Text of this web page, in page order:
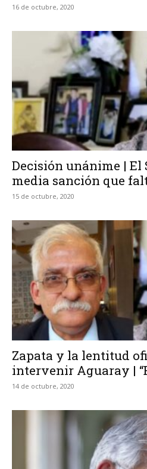
16 de octubre, 2020
Decisión unánime | El
media sanción que
15 de octubre, 2020
Zapata y la lentitud
intervenir Aguaray |
14 de octubre, 2020